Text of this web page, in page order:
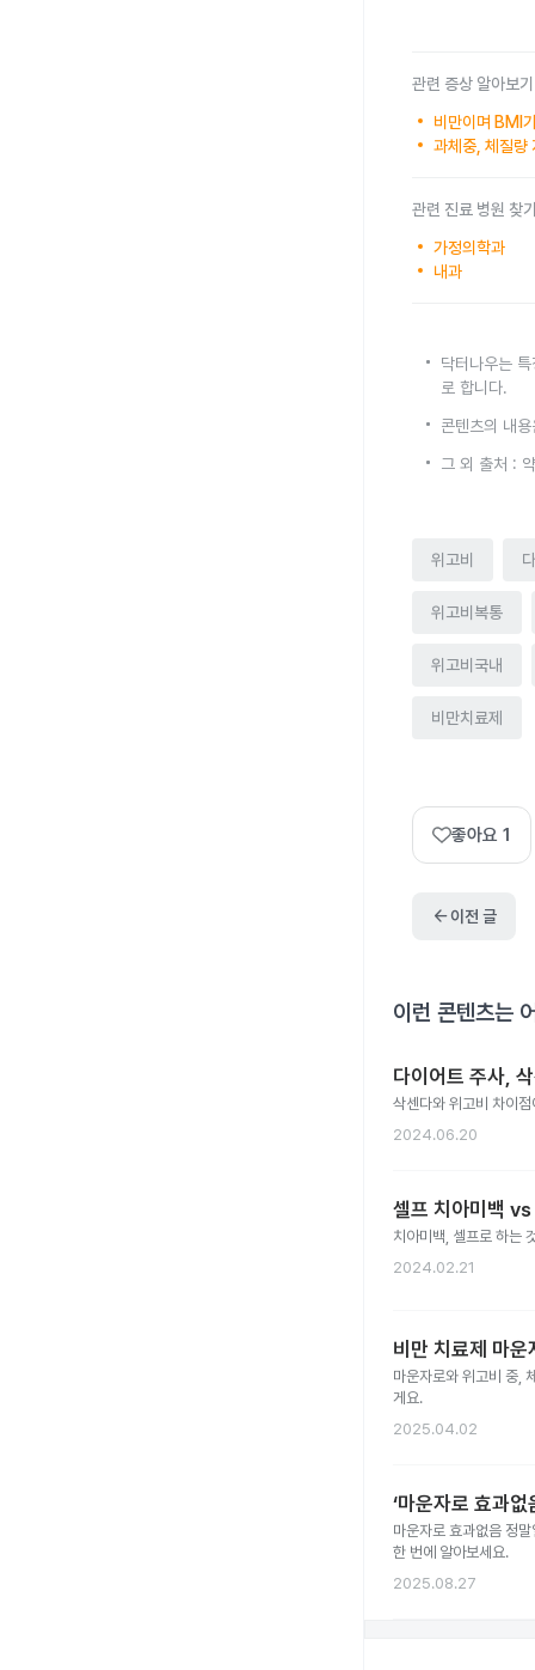
관련 증상 알아보기
비만이며 BMI
과체중, 체질
관련 진료 병원 찾
가정의학과
내과
닥터나우는
로 합니다.
콘텐츠의 내
그 외 출처 :
위고비
위고비복통
위고비국내
비만치료제
좋아요 1
arrow_back이전 글
이런 콘텐츠는
다이어트 주사,
삭센다와 위고비 차이
2024.06.20
셀프 치아미백
치아미백, 셀프로 하는
2024.02.21
비만 치료제 마
마운자로와 위고비 중,
게요.
2025.04.02
‘마운자로 효과
마운자로 효과없음 정
한 번에 알아보세요.
2025.08.27